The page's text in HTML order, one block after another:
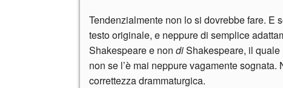
Tendenzialmente non lo si dovrebbe fare. E
testo originale, e neppure di semplice
Shakespeare e non diShakespeare, il
non se l’è mai neppure vagamente
correttezza drammaturgica.